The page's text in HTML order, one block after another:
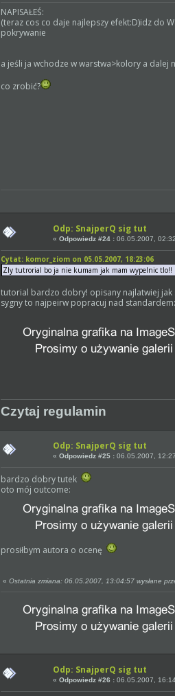
NAPISAŁEŚ:
(teraz cos co daje najlepszy efekt:D)idz do
pokrywanie
a jeśli ja wchodze w warstwa>kolory a dalej
co zrobić?
Odp: SnajperQ sig tut
«Odpowiedz #24 : 06.05.2007,
Cytat: komor_ziom on 05.05.2007, 18:23:06
Zly tutrorial bo ja nie kumam jak mam wypelnic tlo!!
tutorial bardzo dobry! opisany najlatwiej jak
sygny to najpeirw popracuj nad
Czytaj regulamin
Odp: SnajperQ sig tut
«Odpowiedz #25 : 06.05.2007,
bardzo dobry tutek
oto mój outcome:
prosiłbym autora o ocenę
«Ostatnia zmiana: 06.05.2007, 13:04:57 wysłane
Odp: SnajperQ sig tut
«Odpowiedz #26 : 06.05.2007,